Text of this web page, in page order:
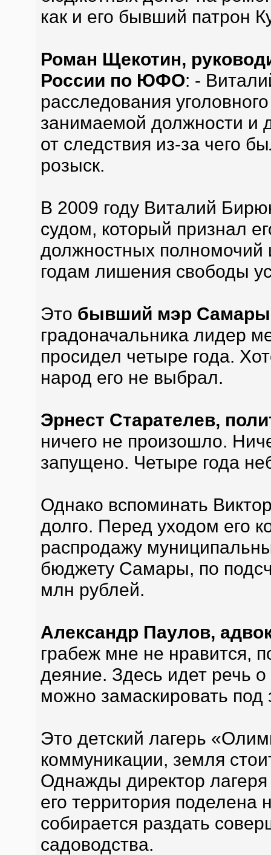
как и его бывший патрон
Роман Щекотин,
России по ЮФО: -
расследования
занимаемой должности и
от следствия из-за чего
розыск.
В 2009 году Виталий
судом, который признал
должностных полномочий
годам лишения свободы
Это бывший мэр Самары
градоначальника лидер
просидел четыре года.
народ его не выбрал.
Эрнест Старателев,
ничего не произошло.
запущено. Четыре года
Однако вспоминать
долго. Перед уходом его
распродажу
бюджету Самары, по
млн рублей.
Александр Паулов,
грабеж мне не нравится,
деяние. Здесь идет речь
можно замаскировать
Это детский лагерь
коммуникации, земля
Однажды директор
его территория поделена
собирается раздать
садоводства.